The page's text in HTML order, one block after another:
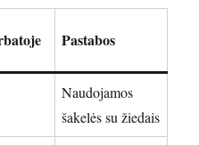
Pastabos
Naudojamos
šakelės su žiedais